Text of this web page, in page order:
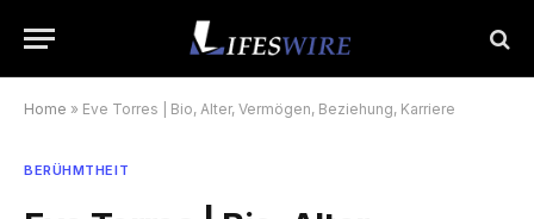
Home » Eve Torres | Bio, Alter, Vermögen, Beziehung, Karriere
BERÜHMTHEIT